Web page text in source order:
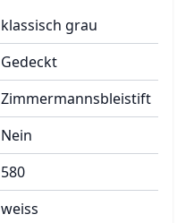
klassisch grau
Gedeckt
Zimmermannsbleistift
Nein
580
weiss